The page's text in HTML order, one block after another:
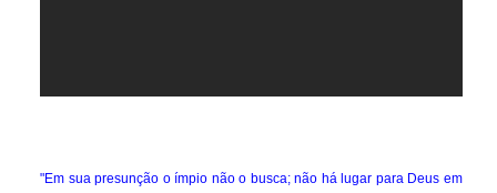
"Em sua presunção o ímpio não o busca; não há lugar para Deus em